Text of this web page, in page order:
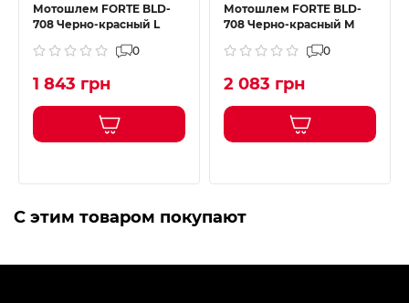
Мотошлем FORTE BLD-
708 Черно-красный L
0
1 843 грн
Мотошлем FORTE BLD-
708 Черно-красный M
0
2 083 грн
С этим товаром покупают